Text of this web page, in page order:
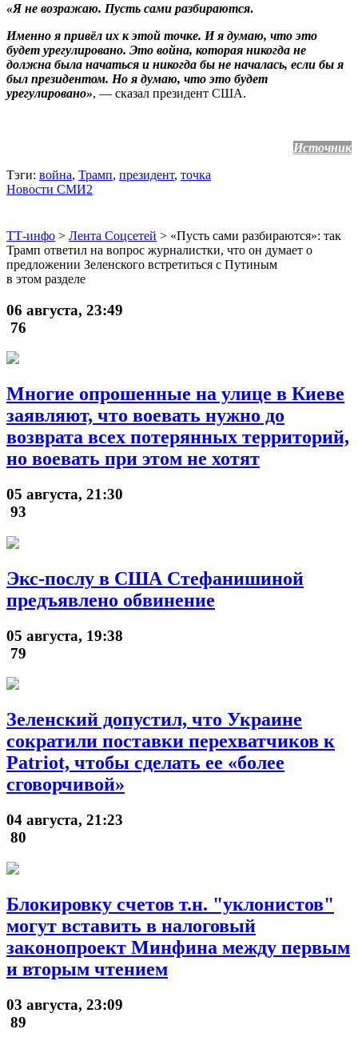
«Я не возражаю. Пусть сами разбираются.
Именно я привёл их к этой точке. И я думаю, что это
будет урегулировано. Это война, которая никогда не
должна была начаться и никогда бы не началась, если бы я
был президентом. Но я думаю, что это будет
урегулировано», — сказал президент США.
Источник
Тэги: война, Трамп, президент, точка
Новости СМИ2
ТТ-инфо > Лента Соцсетей > «Пусть сами разбираются»: так
Трамп ответил на вопрос журналистки, что он думает о
предложении Зеленского встретиться с Путиным
в этом разделе
06 августа, 23:49
76
Многие опрошенные на улице в Киеве
заявляют, что воевать нужно до
возврата всех потерянных территорий,
но воевать при этом не хотят
05 августа, 21:30
93
Экс-послу в США Стефанишиной
предъявлено обвинение
05 августа, 19:38
79
Зеленский допустил, что Украине
сократили поставки перехватчиков к
Patriot, чтобы сделать ее «более
сговорчивой»
04 августа, 21:23
80
Блокировку счетов т.н. "уклонистов"
могут вставить в налоговый
законопроект Минфина между первым
и вторым чтением
03 августа, 23:09
89